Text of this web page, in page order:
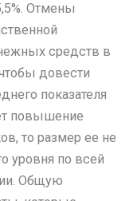
Отмены
средств в
довести
показателя
повышение
то размер ее не
уровня по всей
Общую